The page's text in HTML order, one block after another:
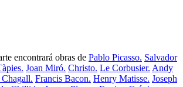
encontrará obras de Pablo Picasso. Salvador
Joan Miró. Christo. Le Corbusier. Andy
Francis Bacon. Henry Matisse. Joseph